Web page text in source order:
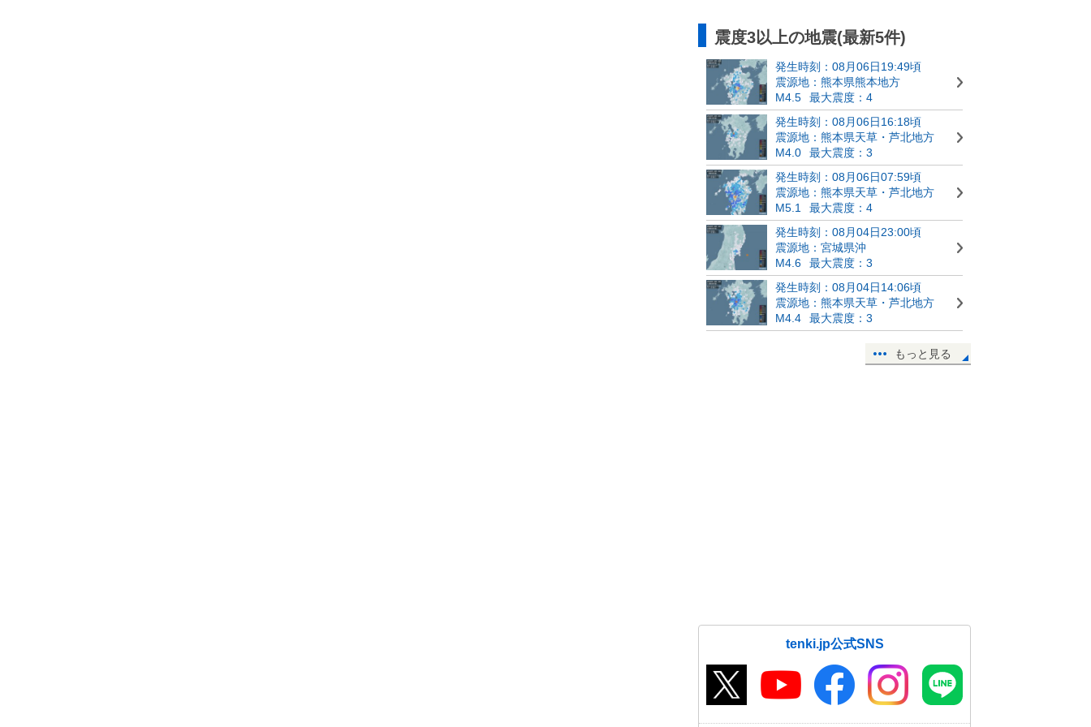
震度3以上の地震(最新5件)
発生時刻：08月06日19:49頃
震源地：熊本県熊本地方
M4.5
最大震度：4
発生時刻：08月06日16:18頃
震源地：熊本県天草・芦北地方
M4.0
最大震度：3
発生時刻：08月06日07:59頃
震源地：熊本県天草・芦北地方
M5.1
最大震度：4
発生時刻：08月04日23:00頃
震源地：宮城県沖
M4.6
最大震度：3
発生時刻：08月04日14:06頃
震源地：熊本県天草・芦北地方
M4.4
最大震度：3
もっと見る
tenki.jp公式SNS